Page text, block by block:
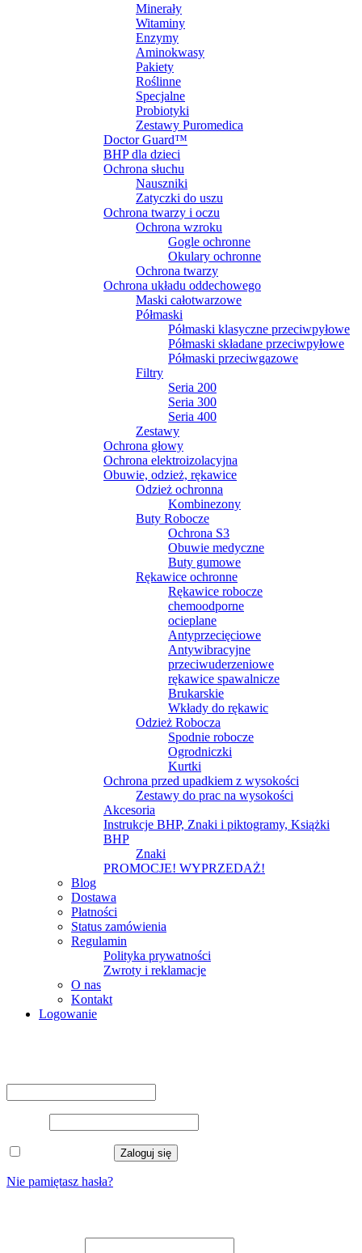
Minerały
Witaminy
Enzymy
Aminokwasy
Pakiety
Roślinne
Specjalne
Probiotyki
Zestawy Puromedica
Doctor Guard™
BHP dla dzieci
Ochrona słuchu
Nauszniki
Zatyczki do uszu
Ochrona twarzy i oczu
Ochrona wzroku
Gogle ochronne
Okulary ochronne
Ochrona twarzy
Ochrona układu oddechowego
Maski całotwarzowe
Półmaski
Półmaski klasyczne przeciwpyłowe
Półmaski składane przeciwpyłowe
Półmaski przeciwgazowe
Filtry
Seria 200
Seria 300
Seria 400
Zestawy
Ochrona głowy
Ochrona elektroizolacyjna
Obuwie, odzież, rękawice
Odzież ochronna
Kombinezony
Buty Robocze
Ochrona S3
Obuwie medyczne
Buty gumowe
Rękawice ochronne
Rękawice robocze
chemoodporne
ocieplane
Antyprzecięciowe
Antywibracyjne
przeciwuderzeniowe
rękawice spawalnicze
Brukarskie
Wkłady do rękawic
Odzież Robocza
Spodnie robocze
Ogrodniczki
Kurtki
Ochrona przed upadkiem z wysokości
Zestawy do prac na wysokości
Akcesoria
Instrukcje BHP, Znaki i piktogramy, Książki
BHP
Znaki
PROMOCJE! WYPRZEDAŻ!
Blog
Dostawa
Płatności
Status zamówienia
Regulamin
Polityka prywatności
Zwroty i reklamacje
O nas
Kontakt
Logowanie
Zaloguj się
Nie pamiętasz hasła?